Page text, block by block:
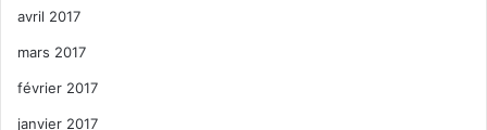
avril 2017
mars 2017
février 2017
janvier 2017